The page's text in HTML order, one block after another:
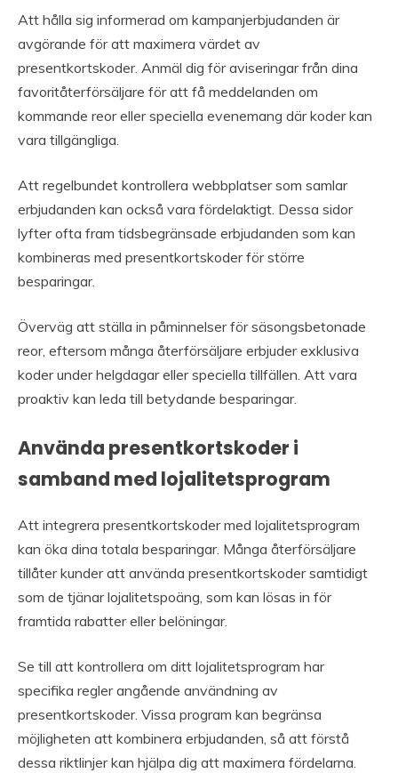
Att hålla sig informerad om kampanjerbjudanden är
avgörande för att maximera värdet av
presentkortskoder. Anmäl dig för aviseringar från dina
favoritåterförsäljare för att få meddelanden om
kommande reor eller speciella evenemang där koder kan
vara tillgängliga.
Att regelbundet kontrollera webbplatser som samlar
erbjudanden kan också vara fördelaktigt. Dessa sidor
lyfter ofta fram tidsbegränsade erbjudanden som kan
kombineras med presentkortskoder för större
besparingar.
Överväg att ställa in påminnelser för säsongsbetonade
reor, eftersom många återförsäljare erbjuder exklusiva
koder under helgdagar eller speciella tillfällen. Att vara
proaktiv kan leda till betydande besparingar.
Använda presentkortskoder i
samband med lojalitetsprogram
Att integrera presentkortskoder med lojalitetsprogram
kan öka dina totala besparingar. Många återförsäljare
tillåter kunder att använda presentkortskoder samtidigt
som de tjänar lojalitetspoäng, som kan lösas in för
framtida rabatter eller belöningar.
Se till att kontrollera om ditt lojalitetsprogram har
specifika regler angående användning av
presentkortskoder. Vissa program kan begränsa
möjligheten att kombinera erbjudanden, så att förstå
dessa riktlinjer kan hjälpa dig att maximera fördelarna.